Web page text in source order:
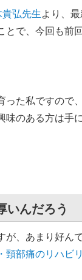
貴弘先生より、
で、今回も前
た私ですので
のある方は手
いんだろう
、あまり好ん
頸部痛のリハビ